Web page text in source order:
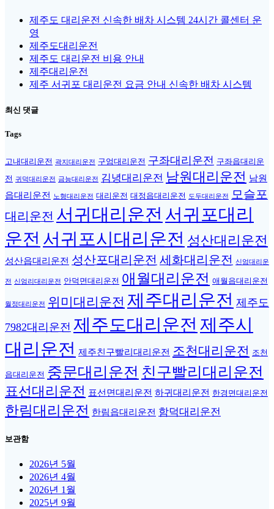
제주도 대리운전 신속한 배차 시스템 24시간 콜센터 운
영
제주도대리운전
제주도 대리운전 비용 안내
제주대리운전
제주 서귀포 대리운전 요금 안내 신속한 배차 시스템
최신 댓글
Tags
고내대리운전 곽지대리운전 구엄대리운전 구좌대리운전 구좌읍대리운
전 귀덕대리운전 금능대리운전 김녕대리운전 남원대리운전 남원
읍대리운전
노형대리운전 대리운전 대정읍대리운전 도두대리운전
모슬포
대리운전 서귀대리운전 서귀포대리
운전 서귀포시대리운전 성산대리운전
성산읍대리운전 성산포대리운전 세화대리운전 신엄대리운
전 신엄리대리운전 안덕면대리운전 애월대리운전 애월읍대리운전
월정대리운전 위미대리운전 제주대리운전 제주도
7982대리운전 제주도대리운전 제주시
대리운전 제주친구빨리대리운전 조천대리운전 조천
읍대리운전 중문대리운전 친구빨리대리운전
표선대리운전 표선면대리운전 하귀대리운전 한경면대리운전
한림대리운전 한림읍대리운전 함덕대리운전
보관함
2026년 5월
2026년 4월
2026년 1월
2025년 9월